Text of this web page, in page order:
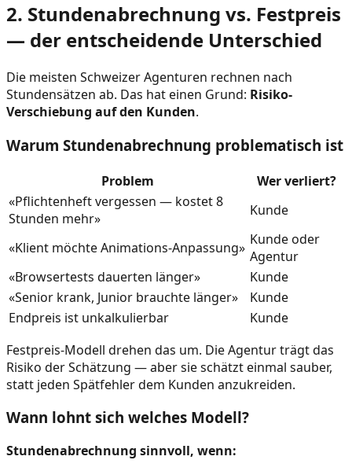
2. Stundenabrechnung vs. Festpreis
— der entscheidende Unterschied
Die meisten Schweizer Agenturen rechnen nach
Stundensätzen ab. Das hat einen Grund: Risiko-
Verschiebung auf den Kunden.
Warum Stundenabrechnung problematisch ist
Problem
Wer verliert?
«Pflichtenheft vergessen — kostet 8
Stunden mehr»
Kunde
«Klient möchte Animations-Anpassung» Kunde oder
Agentur
«Browsertests dauerten länger»
Kunde
«Senior krank, Junior brauchte länger»
Kunde
Endpreis ist unkalkulierbar
Kunde
Festpreis-Modell drehen das um. Die Agentur trägt das
Risiko der Schätzung — aber sie schätzt einmal sauber,
statt jeden Spätfehler dem Kunden anzukreiden.
Wann lohnt sich welches Modell?
Stundenabrechnung sinnvoll, wenn: